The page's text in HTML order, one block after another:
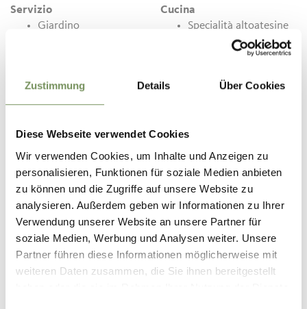
Zustimmung Details Über Cookies
Diese Webseite verwendet Cookies
Wir verwenden Cookies, um Inhalte und Anzeigen zu
personalisieren, Funktionen für soziale Medien anbieten
zu können und die Zugriffe auf unsere Website zu
analysieren. Außerdem geben wir Informationen zu Ihrer
Verwendung unserer Website an unsere Partner für
soziale Medien, Werbung und Analysen weiter. Unsere
Partner führen diese Informationen möglicherweise mit
weiteren Daten zusammen, die Sie ihnen bereitgestellt
Servizio
Giardino
Cucina
Specialità altoatesine
Malga Leadner
Via Malga Leadner 12
39010 Verano
info@leadner-alm.com
www.leadner-alm.com
T+39 0473 278136